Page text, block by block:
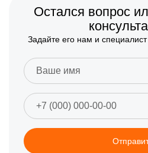
Остался вопрос
Задайте его нам и